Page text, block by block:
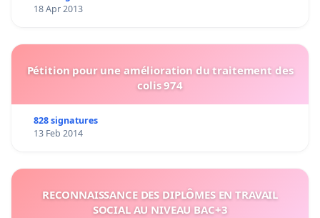
18 Apr 2013
Pétition pour une amélioration du traitement des
colis 974
828 signatures
13 Feb 2014
RECONNAISSANCE DES DIPLÔMES EN TRAVAIL
SOCIAL AU NIVEAU BAC+3